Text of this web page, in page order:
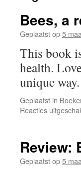
Bees, a
Geplaatst op5
This book
health.
unique way.
Geplaatst in
Reacties
Review:
Geplaatst op5